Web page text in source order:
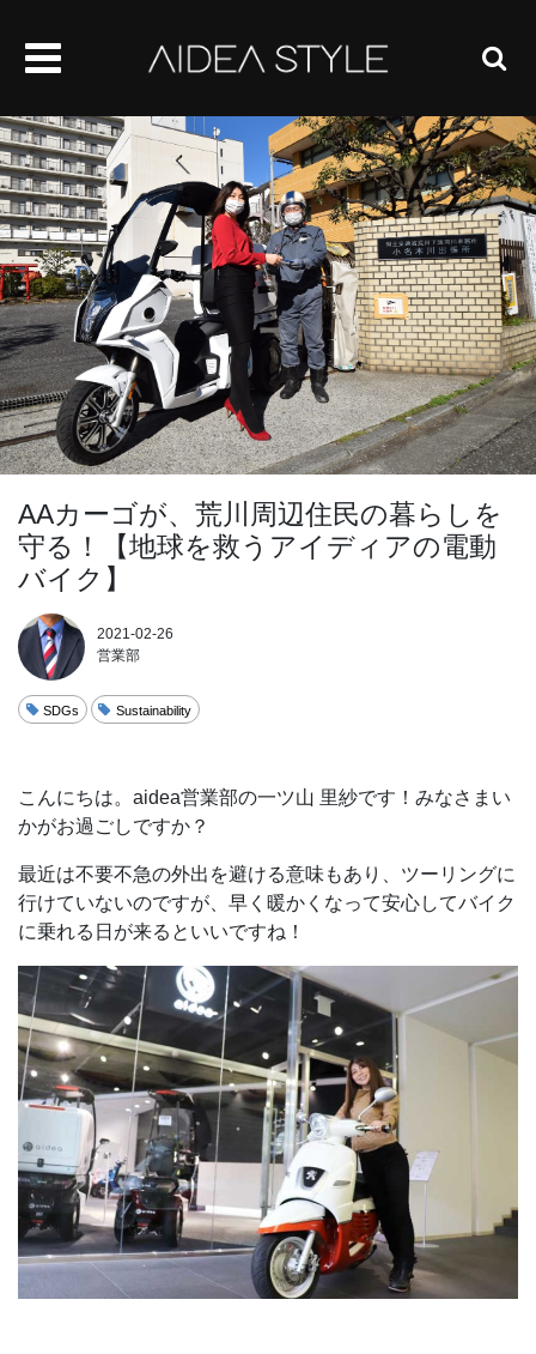
AAカーゴが、荒川周辺住民の暮らしを
守る！【地球を救うアイディアの電動
バイク】
2021-02-26
営業部
SDGs Sustainability
こんにちは。aidea営業部の一ツ山 里紗です！みなさまい
かがお過ごしですか？
最近は不要不急の外出を避ける意味もあり、ツーリングに
行けていないのですが、早く暖かくなって安心してバイク
に乗れる日が来るといいですね！